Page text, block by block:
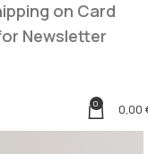
0 0,00
on Card
Newsletter